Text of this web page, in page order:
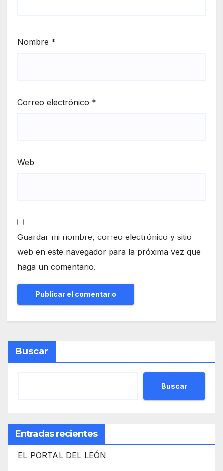
Nombre *
Correo electrónico *
Web
Guardar mi nombre, correo electrónico y sitio
web en este navegador para la próxima vez que
haga un comentario.
Buscar
Buscar
Entradas recientes
EL PORTAL DEL LEÓN